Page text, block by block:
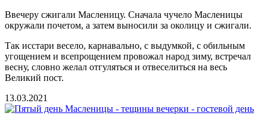
Ввечеру сжигали Масленицу. Сначала чучело Масленицы
окружали почетом, а затем выносили за околицу и сжигали.
Так исстари весело, карнавально, с выдумкой, с обильным
угощением и всепрощением провожал народ зиму, встречал
весну, словно желал отгуляться и отвеселиться на весь
Великий пост.
13.03.2021